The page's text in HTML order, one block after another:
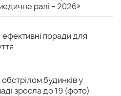
ралі – 2026»
поради для
будинків у
зросла до 19 (фото)